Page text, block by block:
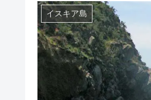
イスキア島